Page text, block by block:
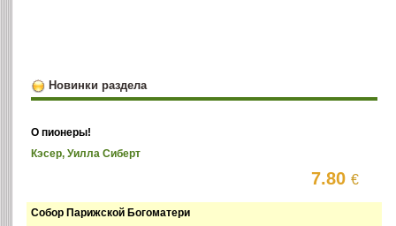
Новинки раздела
О пионеры!
Кэсер, Уилла Сиберт
7.80€
Собор Парижской Богоматери